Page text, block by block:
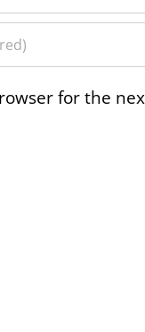
for the